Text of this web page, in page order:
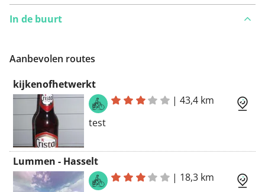
In de buurt
Aanbevolen routes
kijkenofhetwerkt
|43,4 km
test
Lummen - Hasselt
| 18,3 km